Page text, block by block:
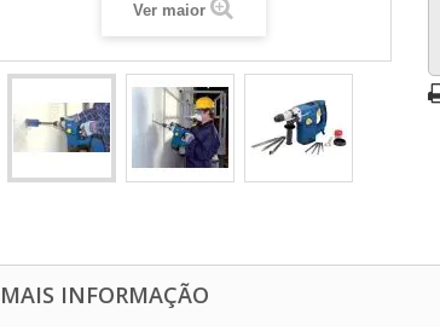
Ver maior
MAIS INFORMAÇÃO